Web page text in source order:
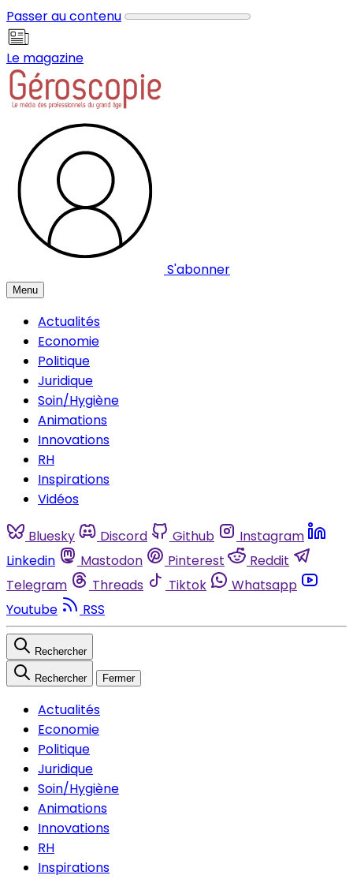
Passer au contenu
Le magazine
S'abonner
Menu
Actualités
Economie
Politique
Juridique
Soin/Hygiène
Animations
Innovations
RH
Inspirations
Vidéos
Bluesky Discord Github
Instagram
Linkedin
Mastodon Pinterest
Reddit
Telegram
Threads Tiktok
Whatsapp
Youtube
RSS
Rechercher
Rechercher Fermer
Actualités
Economie
Politique
Juridique
Soin/Hygiène
Animations
Innovations
RH
Inspirations
Panneau de gestion des cookies